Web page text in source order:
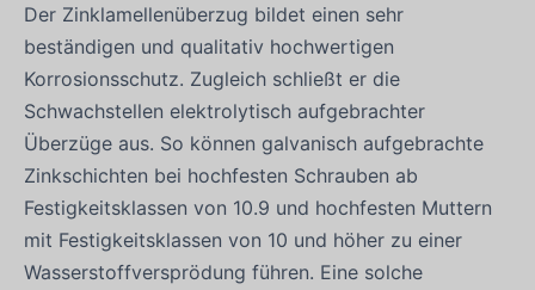
Der Zinklamellenüberzug bildet einen sehr
beständigen und qualitativ hochwertigen
Korrosionsschutz. Zugleich schließt er die
Schwachstellen elektrolytisch aufgebrachter
Überzüge aus. So können galvanisch aufgebrachte
Zinkschichten bei hochfesten Schrauben ab
Festigkeitsklassen von 10.9 und hochfesten Muttern
mit Festigkeitsklassen von 10 und höher zu einer
Wasserstoffversprödung führen. Eine solche